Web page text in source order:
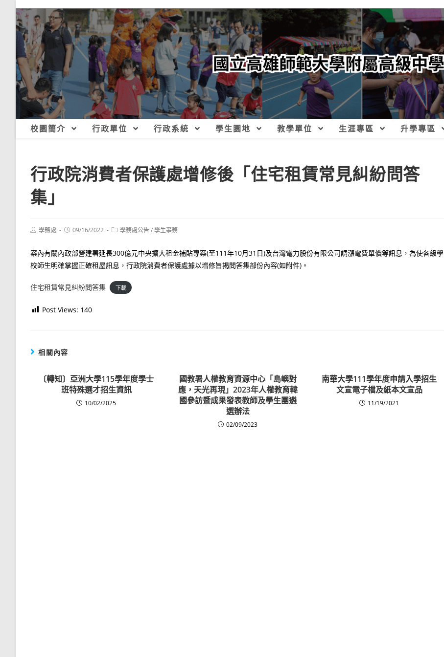
校園簡介 行政單位 行政系統 學生園地 教學單位 生涯專區 升學專區
行政院消費者保護處增修後「住宅租賃常見糾紛問答
集」
Post學務處
Post09/16/2022
Post學務處公告/學生事務
案內有關內政部營建署延長300億元中央擴大租金補貼專案(至111年10月31日)及台灣電力股份有限公司調漲電費單價等訊息，為使各級學
校師生明確掌握正確租屋訊息，行政院消費者保護處據以增修旨揭問答集部份內容(如附件)。
住宅租賃常見糾紛問答集 下載
Post Views: 140
相關內容
〔轉知〕亞洲大學115學年度學士
班特殊選才招生資訊
10/02/2025
國教署人權教育資源中心「島嶼對
應，天光再現」2023年人權教育韓
國參訪暨成果發表教師及學生團遴
選辦法
02/09/2023
南華大學111學年度申請入學招生
文宣電子檔及紙本文宣品
11/19/2021